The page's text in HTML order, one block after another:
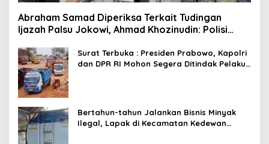
Abraham Samad Diperiksa Terkait Tudingan
Ijazah Palsu Jokowi, Ahmad Khozinudin: Polisi
Surat Terbuka : Presiden Prabowo, Kapolri
dan DPR RI Mohon Segera Ditindak Pelaku
Bertahun-tahun Jalankan Bisnis Minyak
Ilegal, Lapak di Kecamatan Kedewan